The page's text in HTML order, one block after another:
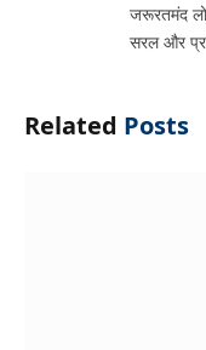
जरूरतमंद
सरल और
Related Posts